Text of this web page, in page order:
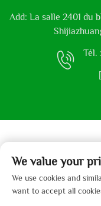
Add: La salle 2401 du
Tél. :
Droits d'auteur ©
Ltd.
We value your
We use cookies and
want to accept all